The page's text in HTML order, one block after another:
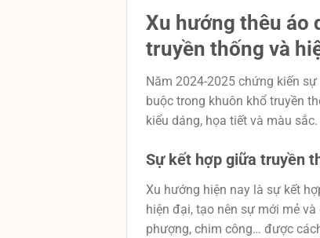
Xu hướng thêu áo
truyền thống và
Năm 2024-2025 chứng kiến
buộc trong khuôn khổ truyền
kiểu dáng, họa tiết và màu sắc.
Sự kết hợp giữa truyền
Xu hướng hiện nay là sự kết
hiện đại, tạo nên sự mới mẻ
phượng, chim công… được